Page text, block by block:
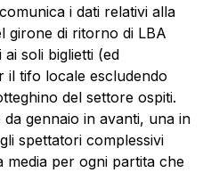
i dati relativi alla
girone di ritorno di LBA
soli biglietti (ed
il tifo locale escludendo
del settore ospiti.
gennaio in avanti, una in
spettatori complessivi
media per ogni partita che